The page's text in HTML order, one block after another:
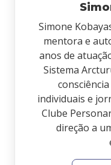
Simone
mentora e
anos de
Sistema
individuais e
Clube
direção a